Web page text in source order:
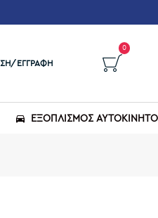
ΕΓΓΡΑΦΉ
0
ΕΞΟΠΛΙΣΜΌΣ